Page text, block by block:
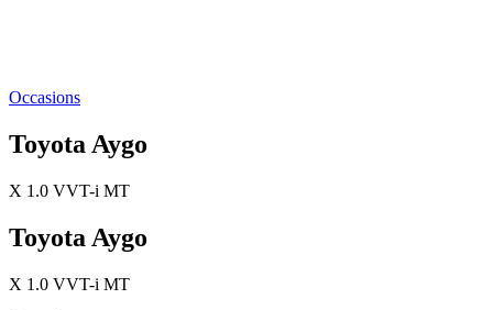
Occasions
Toyota Aygo
X 1.0 VVT-i MT
Toyota Aygo
X 1.0 VVT-i MT